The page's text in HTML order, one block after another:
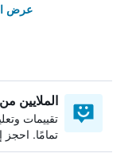
عرض
الملايين
تقييمات
تمامًا. احجز